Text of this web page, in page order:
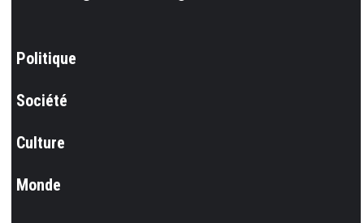
Politique
Société
Culture
Monde